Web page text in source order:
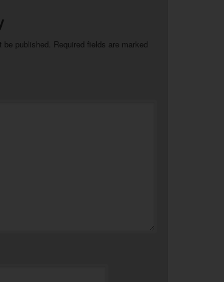
published. Required fields are marked